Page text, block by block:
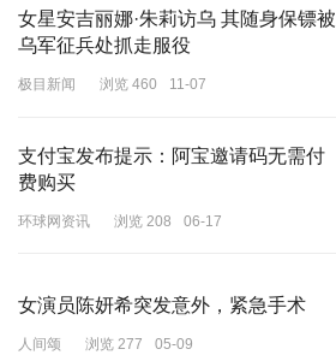
女星安吉丽娜·朱莉访乌 其随身保镖被
乌军征兵处抓走服役
极目新闻 浏览 460 11-07
支付宝发布提示：阿宝邀请码无需付
费购买
环球网资讯 浏览 208 06-17
女演员陈妍希突发意外，紧急手术
人间颂 浏览 277 05-09